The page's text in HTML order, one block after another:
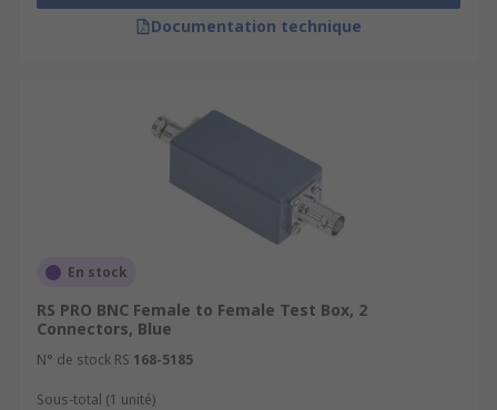
Documentation technique
En stock
RS PRO BNC Female to Female Test Box, 2
Connectors, Blue
N° de stock RS 168-5185
Sous-total (1 unité)